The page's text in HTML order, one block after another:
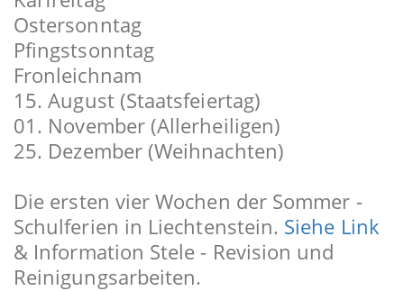
Ostersonntag
Pfingstsonntag
Fronleichnam
15. August (Staatsfeiertag)
01. November (Allerheiligen)
25. Dezember (Weihnachten)
Die ersten vier Wochen der Sommer -
Schulferien in Liechtenstein. Siehe Link
& Information Stele - Revision und
Reinigungsarbeiten.